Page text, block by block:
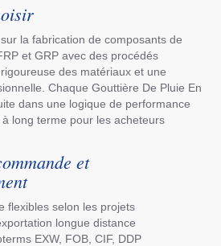
la fabrication de composants de
et GRP avec des procédés
des matériaux et une
Chaque Gouttière De Pluie En
dans une logique de performance
long terme pour les acheteurs
et
flexibles selon les projets
longue distance
EXW, FOB, CIF, DDP